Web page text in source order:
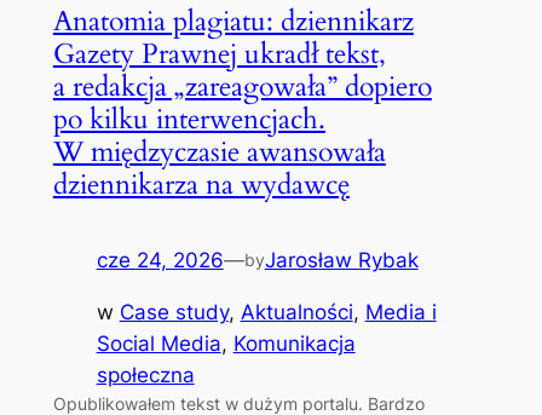
Anatomia plagiatu: dziennikarz
Gazety Prawnej ukradł tekst,
a redakcja „zareagowała” dopiero
po kilku interwencjach.
W międzyczasie awansowała
dziennikarza na wydawcę
cze 24, 2026—byJarosław Rybak
w Case study, Aktualności, Media i
Social Media, Komunikacja
społeczna
Opublikowałem tekst w dużym portalu. Bardzo